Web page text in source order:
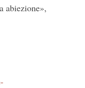
abiezione»,